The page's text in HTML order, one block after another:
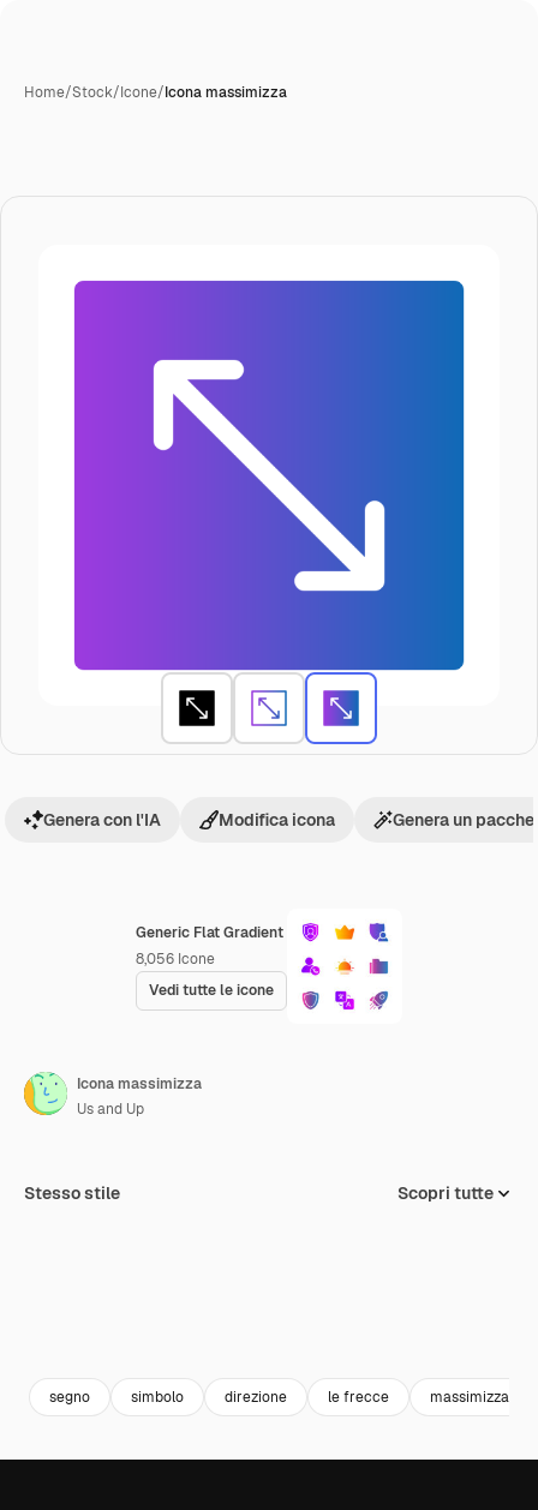
Home/Stock/Icone/Icona massimizza
Generic Flat Gradient
8,056 Icone
Vedi tutte le icone
Genera con l'IA Modifica icona Genera un
Icona massimizza
Us and Up
Stesso stile Scopri tutte
segno simbolo direzione le frecce massimizzare